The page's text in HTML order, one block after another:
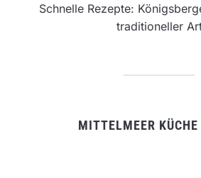
Schnelle Rezepte:
traditioneller
MITTELMEER